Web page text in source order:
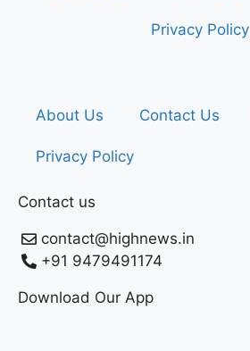
Privacy Policy
About Us Contact Us
Privacy Policy
Contact us
contact@highnews.in
+91 9479491174
Download Our App